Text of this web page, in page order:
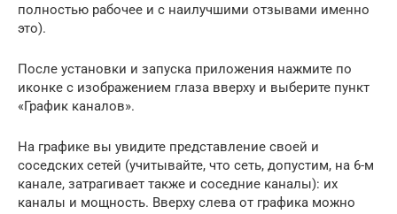
полностью рабочее и с наилучшими отзывами именно
это).
После установки и запуска приложения нажмите по
иконке с изображением глаза вверху и выберите пункт
«График каналов».
На графике вы увидите представление своей и
соседских сетей (учитывайте, что сеть, допустим, на 6-м
канале, затрагивает также и соседние каналы): их
каналы и мощность. Вверху слева от графика можно